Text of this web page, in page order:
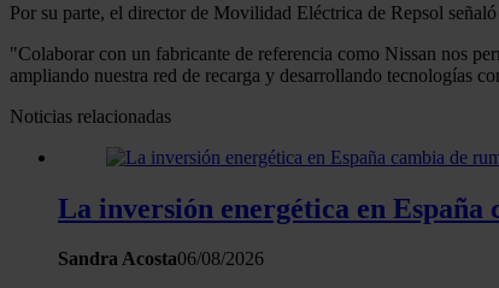
Por su parte, el director de Movilidad Eléctrica de Repsol
"Colaborar con un fabricante de referencia como Nissan nos
ampliando nuestra red de recarga y desarrollando tecnologías
Noticias relacionadas
La inversión energética en España
Sandra Acosta06/08/2026